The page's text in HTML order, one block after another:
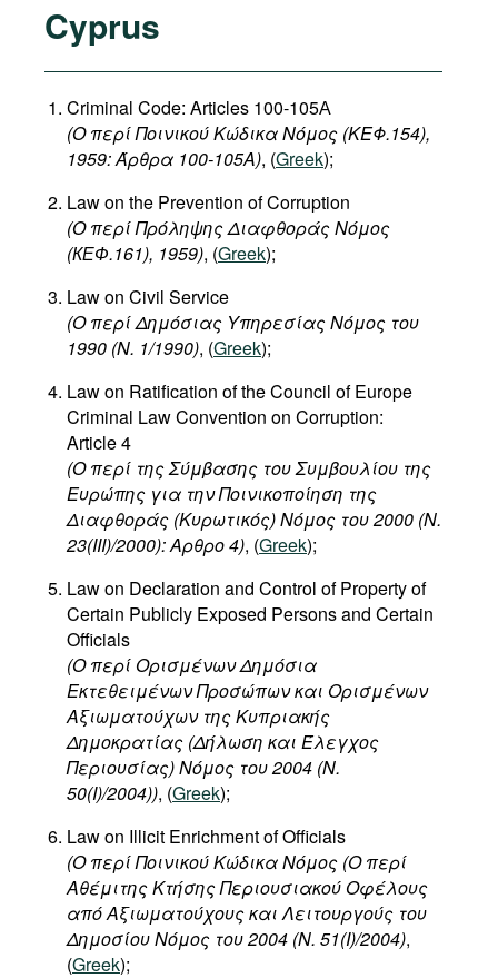
Cyprus
Criminal Code: Articles 100-105А
(Ο περί Ποινικού Κώδικα Νόμος (ΚΕΦ.154),
1959: Άρθρα 100-105Α), (Greek);
Law on the Prevention of Corruption
(Ο περίΠρόληψηςΔιαφθοράςΝόμος
(КЕФ.161), 1959), (Greek);
Law on Civil Service
(Ο περίΔημόσιας ΥπηρεσίαςΝόμος του
1990 (N. 1/1990), (Greek);
Law on Ratification of the Council of Europe
Criminal Law Convention on Corruption:
Article 4
(Ο περί της Σύμβασης του Συμβουλίου της
Ευρώπης για την Ποινικοποίηση της
Διαφθοράς (Κυρωτικός) Νόμος του 2000 (Ν.
23(III)/2000): Αρθρο 4), (Greek);
Law on Declaration and Control of Property of
Certain Publicly Exposed Persons and Certain
Officials
(Ο περί Ορισμένων Δημόσια
Εκτεθειμένων Προσώπων και Ορισμένων
Αξιωματούχων της Κυπριακής
Δημοκρατίας (Δήλωση και Έλεγχος
Περιουσίας) Νόμος του 2004 (Ν.
50(I)/2004)), (Greek);
Law on Illicit Enrichment of Officials
(Ο περίΠοινικούΚώδικαΝόμος (Ο περί
ΑθέμιτηςΚτήσηςΠεριουσιακούΟφέλους
απόΑξιωματούχουςκαι Λειτουργούς του
ΔημοσίουΝόμος του2004 (N. 51(I)/2004),
(Greek);